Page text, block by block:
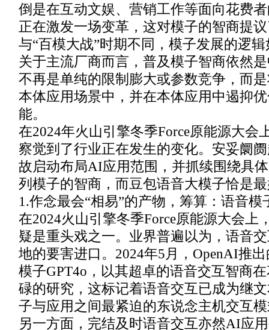
倒是在互动文娱、营销工作等面向花费
正在激发一场变革，这对模子的智商提
与“百模大战”时期不同，模子发展的逻
关于主流厂商而言，普及模子智商依然
不再是单纯的限制膨大或参数竞争，而
本体应用场景中，并在本体应用中遏抑
能。
在2024年火山引擎冬季Force原能源大会
察觉到了行业正在发生的变化。安妥阛
故启动布局AI应用范围，并抓续围绕具
列模子的智商，而豆包语音大模子恰是
1.作念最会“相易”的产物，筹算：语音模
在2024火山引擎冬季Force原能源大会上
疑是重头戏之一。业界普遍以为，语音
地的要害进口。2024年5月，OpenAI推
模子GPT4o，以其超卓的语音交互智商
碌的研究，这标记着语音交互已成为继
子与应用之间最紧迫的东说念主机交互
另一方面，完结及时语音交互亦然AI应